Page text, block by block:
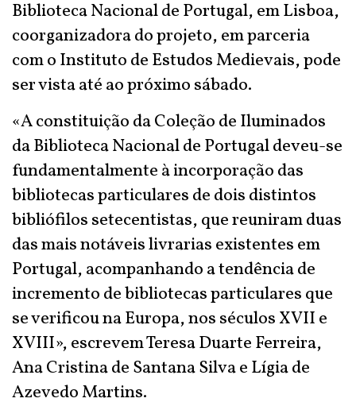
Biblioteca Nacional de Portugal, em Lisboa,
coorganizadora do projeto, em parceria
com o Instituto de Estudos Medievais, pode
ser vista até ao próximo sábado.
«A constituição da Coleção de Iluminados
da Biblioteca Nacional de Portugal deveu-se
fundamentalmente à incorporação das
bibliotecas particulares de dois distintos
bibliófilos setecentistas, que reuniram duas
das mais notáveis livrarias existentes em
Portugal, acompanhando a tendência de
incremento de bibliotecas particulares que
se verificou na Europa, nos séculos XVII e
XVIII», escrevem Teresa Duarte Ferreira,
Ana Cristina de Santana Silva e Lígia de
Azevedo Martins.